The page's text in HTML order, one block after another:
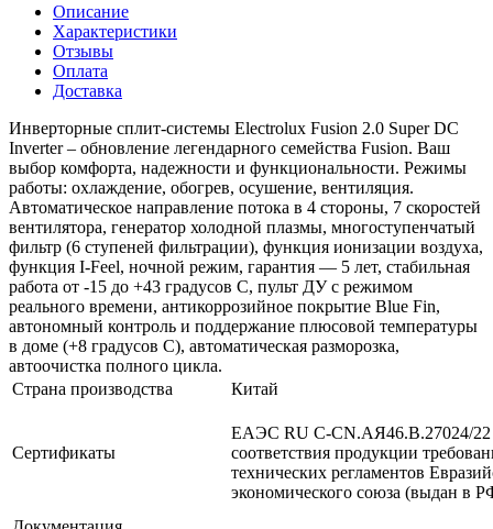
Описание
Характеристики
Отзывы
Оплата
Доставка
Инверторные сплит-системы Electrolux Fusion 2.0 Super DC
Inverter – обновление легендарного семейства Fusion. Ваш
выбор комфорта, надежности и функциональности. Режимы
работы: охлаждение, обогрев, осушение, вентиляция.
Автоматическое направление потока в 4 стороны, 7 скоростей
вентилятора, генератор холодной плазмы, многоступенчатый
фильтр (6 ступеней фильтрации), функция ионизации воздуха,
функция I-Feel, ночной режим, гарантия — 5 лет, стабильная
работа от -15 до +43 градусов C, пульт ДУ с режимом
реального времени, антикоррозийное покрытие Blue Fin,
автономный контроль и поддержание плюсовой температуры
в доме (+8 градусов C), автоматическая разморозка,
автоочистка полного цикла.
Страна производства
Китай
Сертификаты
ЕАЭС RU С-CN.АЯ46.В.27024/22
соответствия продукции
технических регламентов
экономического союза (выдан в